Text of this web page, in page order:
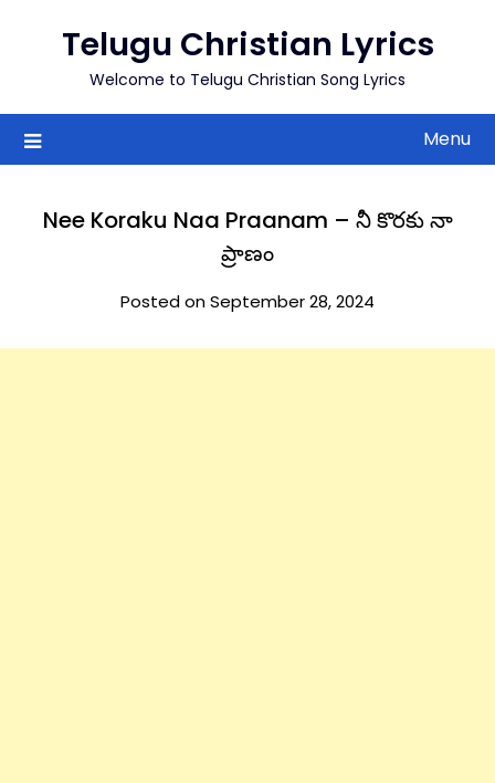
Telugu Christian Lyrics
Welcome to Telugu Christian Song Lyrics
Menu
Nee Koraku Naa Praanam – నీ కొరకు నా
ప్రాణం
Posted on September 28, 2024